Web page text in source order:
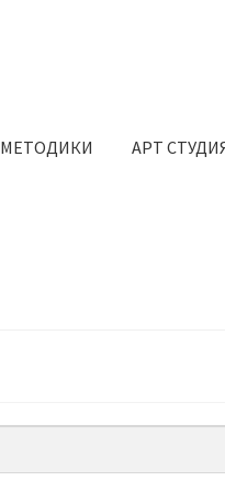
МЕТОДИКИ АРТ